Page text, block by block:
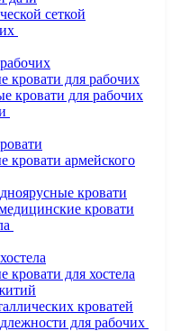
сеткой
кровати для рабочих
кровати для рабочих
кровати армейского
кровати
кровати
кровати для хостела
кроватей
для рабочих